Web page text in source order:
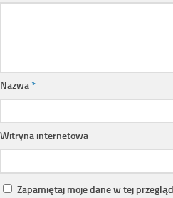
Nazwa*
Witryna internetowa
Zapamiętaj moje dane w tej